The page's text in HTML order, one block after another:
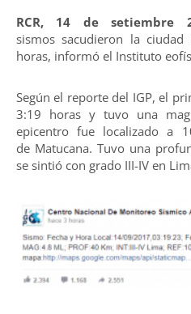
RCR, 14 de setiembre
sismos sacudieron la
horas, informó el Instituto
Según el reporte del IGP, el
3:19 horas y tuvo una
epicentro fue localizado a
de Matucana. Tuvo una
se sintió con grado III-IV en